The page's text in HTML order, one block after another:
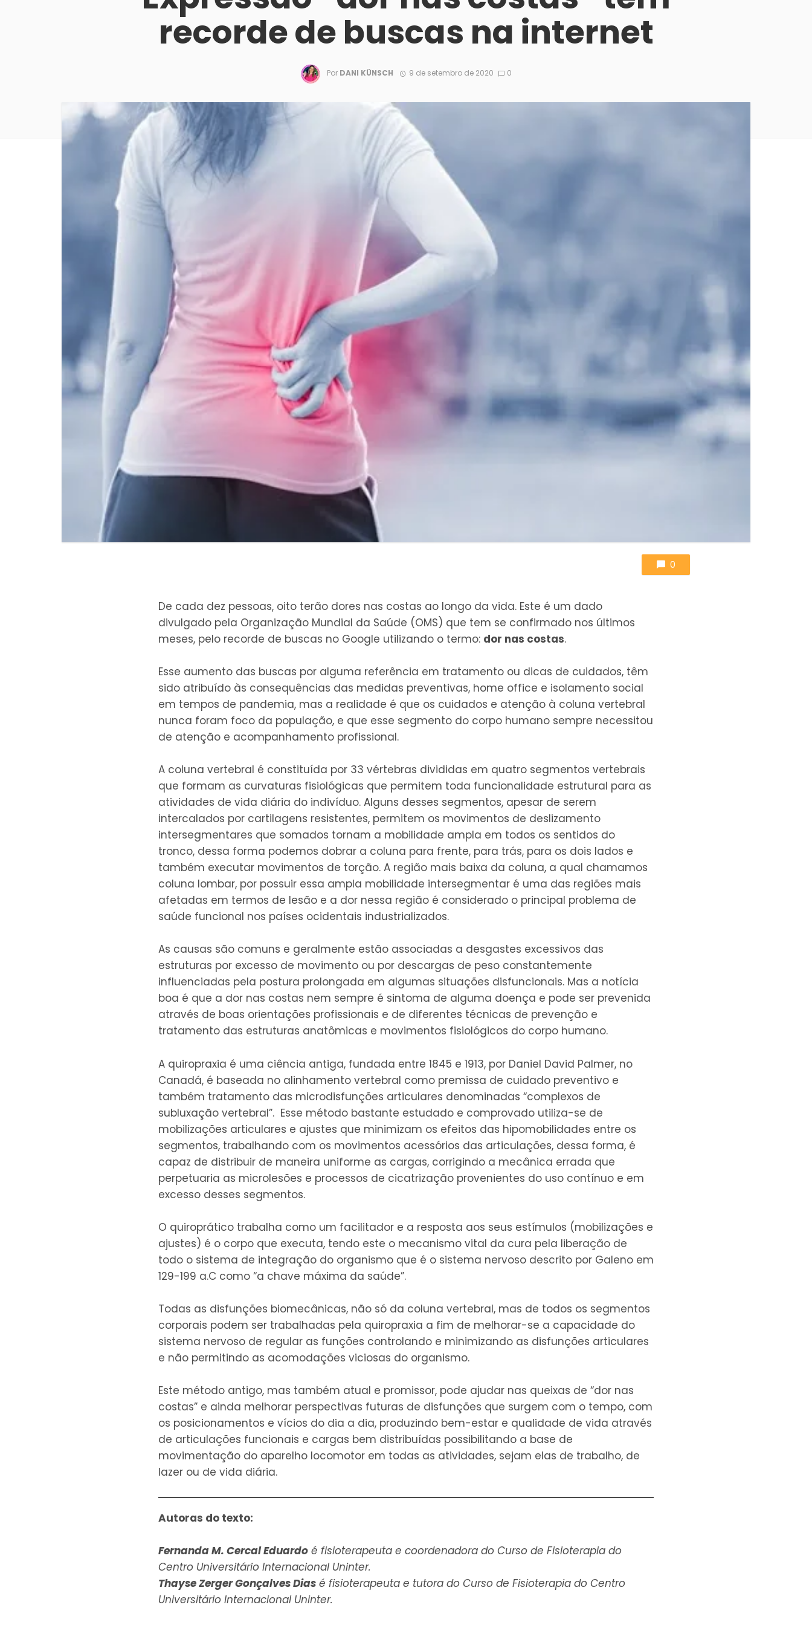
recorde de buscas na internet
Por DANI KÜNSCH 9 de setembro de 2020 0
0
De cada dez pessoas, oito terão dores nas costas ao longo da vida. Este é um dado
divulgado pela Organização Mundial da Saúde (OMS) que tem se confirmado nos últimos
meses, pelo recorde de buscas no Google utilizando o termo: dor nas costas.
Esse aumento das buscas por alguma referência em tratamento ou dicas de cuidados, têm
sido atribuído às consequências das medidas preventivas, home office e isolamento social
em tempos de pandemia, mas a realidade é que os cuidados e atenção à coluna vertebral
nunca foram foco da população, e que esse segmento do corpo humano sempre necessitou
de atenção e acompanhamento profissional.
A coluna vertebral é constituída por 33 vértebras divididas em quatro segmentos vertebrais
que formam as curvaturas fisiológicas que permitem toda funcionalidade estrutural para as
atividades de vida diária do indivíduo. Alguns desses segmentos, apesar de serem
intercalados por cartilagens resistentes, permitem os movimentos de deslizamento
intersegmentares que somados tornam a mobilidade ampla em todos os sentidos do
tronco, dessa forma podemos dobrar a coluna para frente, para trás, para os dois lados e
também executar movimentos de torção. A região mais baixa da coluna, a qual chamamos
coluna lombar, por possuir essa ampla mobilidade intersegmentar é uma das regiões mais
afetadas em termos de lesão e a dor nessa região é considerado o principal problema de
saúde funcional nos países ocidentais industrializados.
As causas são comuns e geralmente estão associadas a desgastes excessivos das
estruturas por excesso de movimento ou por descargas de peso constantemente
influenciadas pela postura prolongada em algumas situações disfuncionais. Mas a notícia
boa é que a dor nas costas nem sempre é sintoma de alguma doença e pode ser prevenida
através de boas orientações profissionais e de diferentes técnicas de prevenção e
tratamento das estruturas anatômicas e movimentos fisiológicos do corpo humano.
A quiropraxia é uma ciência antiga, fundada entre 1845 e 1913, por Daniel David Palmer, no
Canadá, é baseada no alinhamento vertebral como premissa de cuidado preventivo e
também tratamento das microdisfunções articulares denominadas “complexos de
subluxação vertebral”. Esse método bastante estudado e comprovado utiliza-se de
mobilizações articulares e ajustes que minimizam os efeitos das hipomobilidades entre os
segmentos, trabalhando com os movimentos acessórios das articulações, dessa forma, é
capaz de distribuir de maneira uniforme as cargas, corrigindo a mecânica errada que
perpetuaria as microlesões e processos de cicatrização provenientes do uso contínuo e em
excesso desses segmentos.
O quiroprático trabalha como um facilitador e a resposta aos seus estímulos (mobilizações e
ajustes) é o corpo que executa, tendo este o mecanismo vital da cura pela liberação de
todo o sistema de integração do organismo que é o sistema nervoso descrito por Galeno em
129-199 a.C como “a chave máxima da saúde”.
Todas as disfunções biomecânicas, não só da coluna vertebral, mas de todos os segmentos
corporais podem ser trabalhadas pela quiropraxia a fim de melhorar-se a capacidade do
sistema nervoso de regular as funções controlando e minimizando as disfunções articulares
e não permitindo as acomodações viciosas do organismo.
Este método antigo, mas também atual e promissor, pode ajudar nas queixas de “dor nas
costas” e ainda melhorar perspectivas futuras de disfunções que surgem com o tempo, com
os posicionamentos e vícios do dia a dia, produzindo bem-estar e qualidade de vida através
de articulações funcionais e cargas bem distribuídas possibilitando a base de
movimentação do aparelho locomotor em todas as atividades, sejam elas de trabalho, de
lazer ou de vida diária.
Autoras do texto:
Fernanda M. Cercal Eduardo é fisioterapeuta e coordenadora do Curso de Fisioterapia do
Centro Universitário Internacional Uninter.
Thayse Zerger Gonçalves Dias é fisioterapeuta e tutora do Curso de Fisioterapia do Centro
Universitário Internacional Uninter.